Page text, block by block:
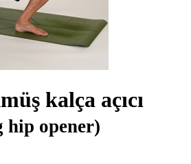
kalça açıcı
hip opener)